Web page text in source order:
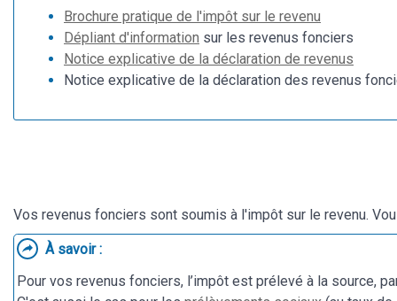
Brochure pratique de l'impôt sur le revenu
Dépliant d'information sur les revenus fonciers
Notice explicative de la déclaration de revenus
Notice explicative de la déclaration des revenus
Vos revenus fonciers sont soumis à l'impôt sur le revenu.
À savoir :
Pour vos revenus fonciers, l’impôt est prélevé à la source,